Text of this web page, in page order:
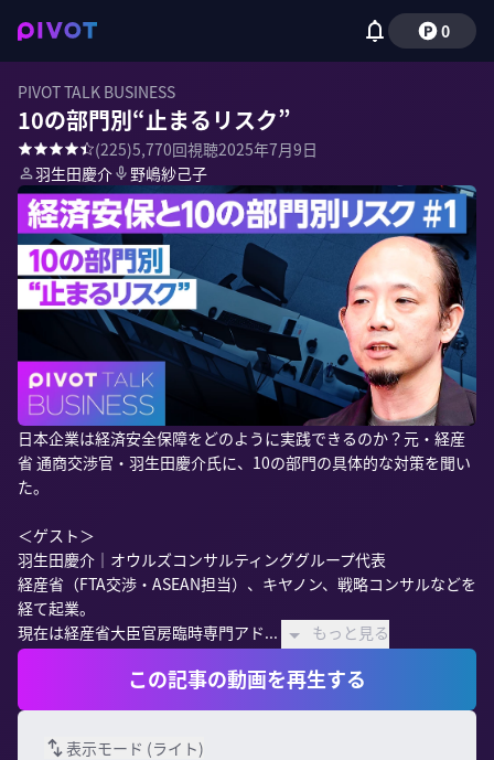
0
PIVOT TALK BUSINESS
10の部門別“止まるリスク”
(225)5,770回視聴2025年7月9日
羽生田慶介
野嶋紗己子
日本企業は経済安全保障をどのように実践できるのか？元・経産
省 通商交渉官・羽生田慶介氏に、10の部門の具体的な対策を聞い
た。
＜ゲスト＞
羽生田慶介｜オウルズコンサルティンググループ代表
経産省（FTA交渉・ASEAN担当）、キヤノン、戦略コンサルなどを
経て起業。
現在は経産省大臣官房臨時専門アド...
もっと見る
この記事の動画を再生する
表示モード (ライト)